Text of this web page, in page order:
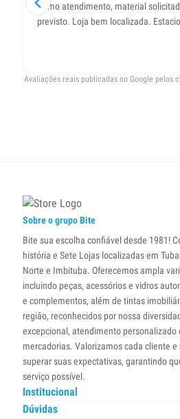
Ótimo atendimento, material
previsto. Loja bem localizada.
Avaliações reais publicadas no Google pelos
Sobre o grupo Bite
Bite sua escolha confiável desde 1981!
história e Sete Lojas localizadas em
Norte e Imbituba. Oferecemos ampla
incluindo peças, acessórios e vidros
e complementos, além de tintas
região, reconhecidos por nossa
excepcional, atendimento personalizado
mercadorias. Valorizamos cada cliente
superar suas expectativas, garantindo
serviço possível.
Institucional
Dúvidas